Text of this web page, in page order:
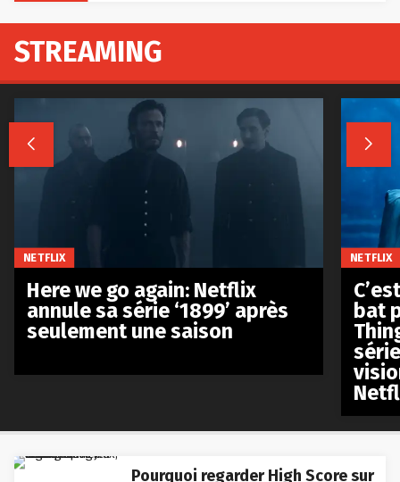
Pourquoi regarder High Score sur
STREAMING
 
NETFLIX
Here we go again: Netflix
annule sa série ‘1899’ après
seulement une saison
NETFLIX
bat